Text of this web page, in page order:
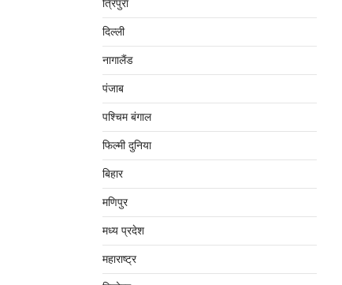
त्रिपुरा
दिल्‍ली
नागालैंड
पंजाब
पश्चिम बंगाल
फिल्मी दुनिया
बिहार
मणिपुर
मध्‍य प्रदेश
महाराष्‍ट्र